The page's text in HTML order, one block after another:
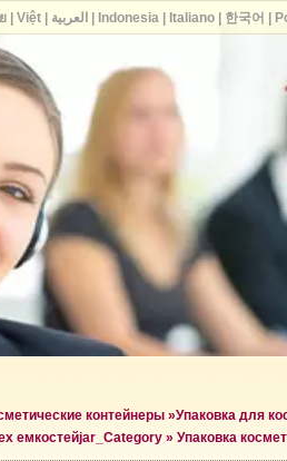
контейнеры »Упаковка для
емкостейjar_Category » Упаковка
| Việt| العربية Indonesia| Italiano| 한국어